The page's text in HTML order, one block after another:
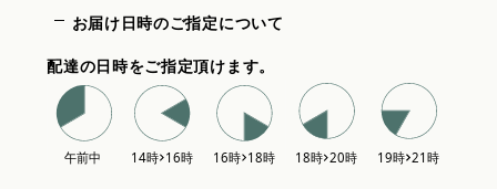
お届け日時のご指定について
配達の日時をご指定頂けます。